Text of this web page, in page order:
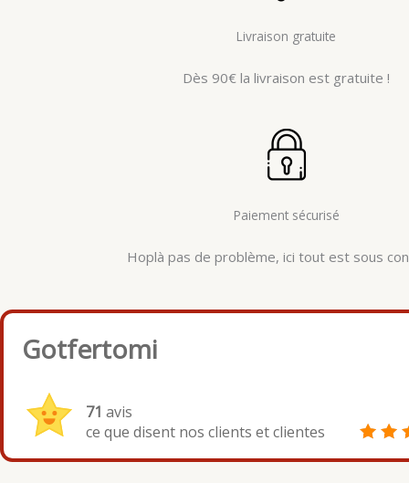
Livraison gratuite
Dès 90€ la livraison est gratuite !
Paiement sécurisé
Hoplà pas de problème, ici tout est sous
Gotfertomi
71 avis
ce que disent nos clients et clientes